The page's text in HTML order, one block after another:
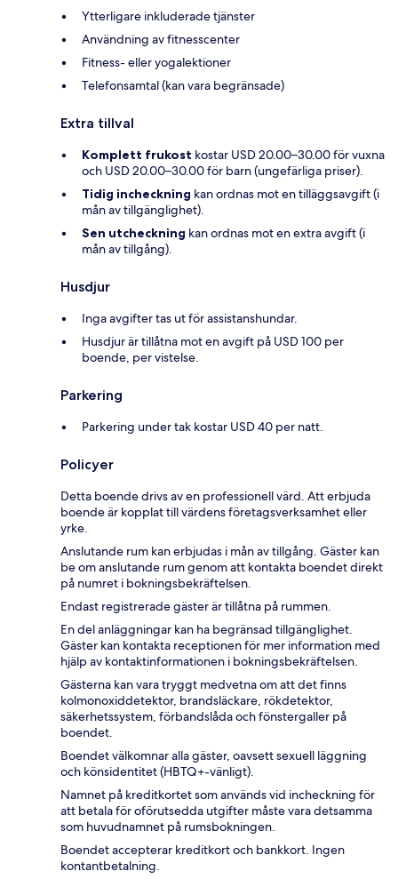
Ytterligare inkluderade tjänster
Användning av fitnesscenter
Fitness- eller yogalektioner
Telefonsamtal (kan vara begränsade)
Extra tillval
Komplett frukost kostar USD 20.00–30.00 för vuxna
och USD 20.00–30.00 för barn (ungefärliga priser).
Tidig incheckning kan ordnas mot en tilläggsavgift (i
mån av tillgänglighet).
Sen utcheckning kan ordnas mot en extra avgift (i
mån av tillgång).
Husdjur
Inga avgifter tas ut för assistanshundar.
Husdjur är tillåtna mot en avgift på USD 100 per
boende, per vistelse.
Parkering
Parkering under tak kostar USD 40 per natt.
Policyer
Detta boende drivs av en professionell värd. Att erbjuda
boende är kopplat till värdens företagsverksamhet eller
yrke.
Anslutande rum kan erbjudas i mån av tillgång. Gäster kan
be om anslutande rum genom att kontakta boendet direkt
på numret i bokningsbekräftelsen.
Endast registrerade gäster är tillåtna på rummen.
En del anläggningar kan ha begränsad tillgänglighet.
Gäster kan kontakta receptionen för mer information med
hjälp av kontaktinformationen i bokningsbekräftelsen.
Gästerna kan vara tryggt medvetna om att det finns
kolmonoxiddetektor, brandsläckare, rökdetektor,
säkerhetssystem, förbandslåda och fönstergaller på
boendet.
Boendet välkomnar alla gäster, oavsett sexuell läggning
och könsidentitet (HBTQ+-vänligt).
Namnet på kreditkortet som används vid incheckning för
att betala för oförutsedda utgifter måste vara detsamma
som huvudnamnet på rumsbokningen.
Boendet accepterar kreditkort och bankkort. Ingen
kontantbetalning.